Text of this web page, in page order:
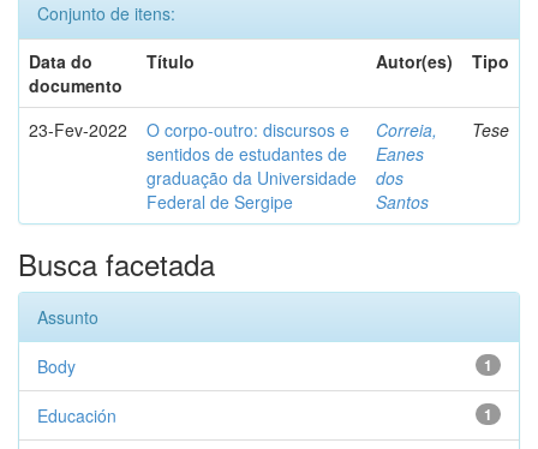
Conjunto de itens:
Data do
documento
Título Autor(es) Tipo
23-Fev-2022
O corpo-outro: discursos e
sentidos de estudantes de
graduação da Universidade
Federal de Sergipe
Correia,
Eanes
dos
Santos
Tese
Busca facetada
Assunto
1
Body
1
Educación